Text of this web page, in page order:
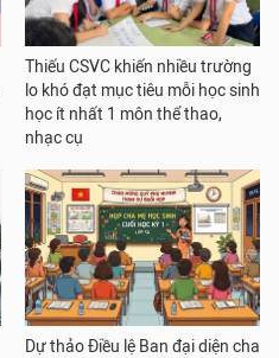
Thiếu CSVC khiến nhiều trường
lo khó đạt mục tiêu mỗi học sinh
học ít nhất 1 môn thể thao,
nhạc cụ
Dự thảo Điều lệ Ban đại diện cha